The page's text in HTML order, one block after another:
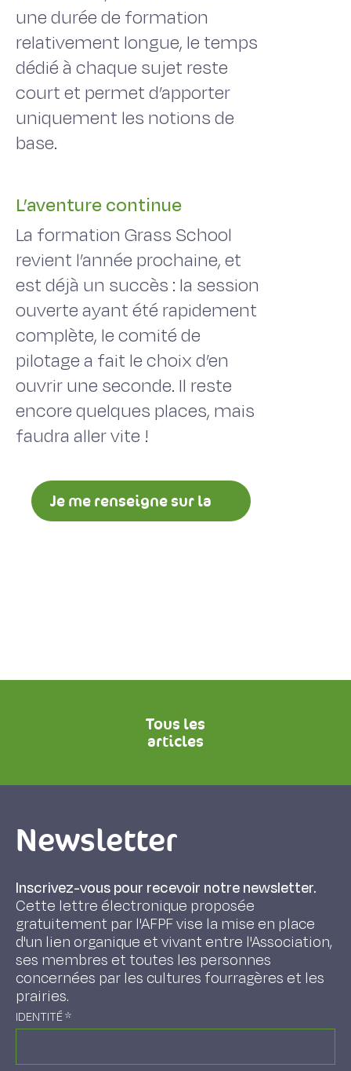
une durée de formation
relativement longue, le temps
dédié à chaque sujet reste
court et permet d’apporter
uniquement les notions de
base.
L’aventure continue
La formation Grass School
revient l’année prochaine, et
est déjà un succès : la session
ouverte ayant été rapidement
complète, le comité de
pilotage a fait le choix d’en
ouvrir une seconde. Il reste
encore quelques places, mais il
faudra aller vite !
Je me renseigne sur la
Tous les
articles
Newsletter
Inscrivez-vous pour recevoir notre newsletter.
Cette lettre électronique proposée
gratuitement par l'AFPF vise la mise en place
d'un lien organique et vivant entre l'Association,
ses membres et toutes les personnes
concernées par les cultures fourragères et les
prairies.
IDENTITÉ*